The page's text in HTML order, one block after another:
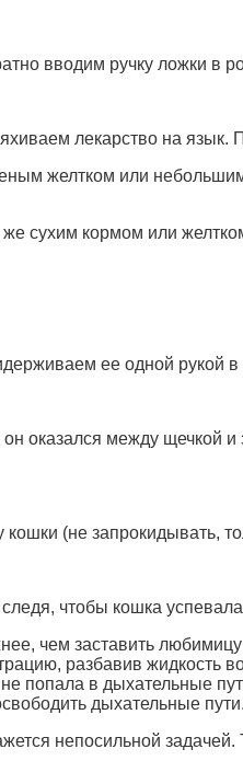
вводим ручку ложки в
лекарство на
желтком или
сухим кормом или
ее одной рукой
оказался между щечкой и
(не запрокидывать,
чтобы кошка
чем заставить
разбавив жидкость
попала в дыхательные
дыхательные пути.
непосильной